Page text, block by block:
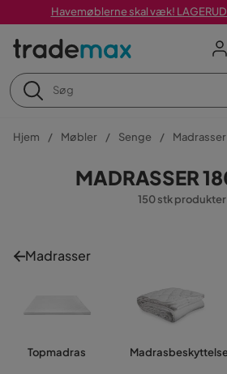
Havemøblerne skal væk!
Hjem Møbler Senge Madrasser
MADRASSER
150 stk produkter
Madrasser
Topmadras